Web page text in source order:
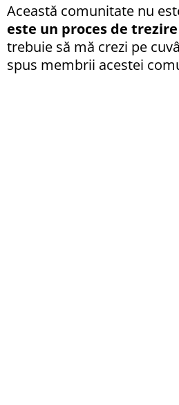
Această comunitate nu
este un proces de
trebuie să mă crezi pe
spus membrii acestei